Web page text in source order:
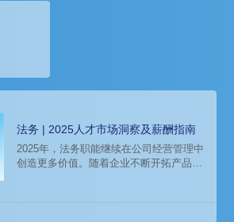
法务 | 2025人才市场洞察及薪酬指南
2025年，法务职能继续在公司经营管理中
创造更多价值。随着企业不断开拓产品技